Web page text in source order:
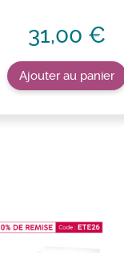
31,00 €
Ajouter au panier